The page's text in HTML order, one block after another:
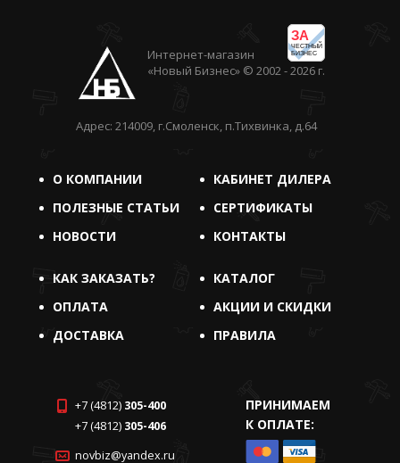
ЗА
ЧЕСТНЫЙ
БИЗНЕС
Интернет-магазин
«Новый Бизнес» © 2002 - 2026 г.
Адрес: 214009, г.Смоленск, п.Тихвинка, д.64
О КОМПАНИИ
КАБИНЕТ ДИЛЕРА
ПОЛЕЗНЫЕ СТАТЬИ
СЕРТИФИКАТЫ
НОВОСТИ
КОНТАКТЫ
КАК ЗАКАЗАТЬ?
КАТАЛОГ
ОПЛАТА
АКЦИИ И СКИДКИ
ДОСТАВКА
ПРАВИЛА
+7 (4812) 305-400
+7 (4812) 305-406
novbiz@yandex.ru
ПРИНИМАЕМ
К ОПЛАТЕ: